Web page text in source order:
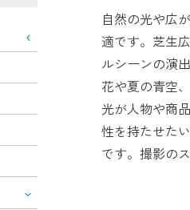
自然の光や広
適です。芝生
ルシーンの演
花や夏の青空
光が人物や商
性を持たせた
です。撮影の